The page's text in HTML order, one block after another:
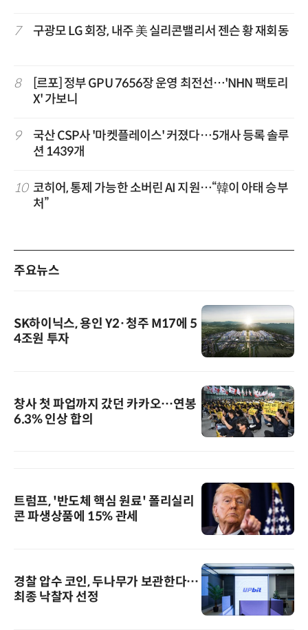
7 구광모 LG 회장, 내주 美 실리콘밸리서 젠슨 황 재회동
8
[르포] 정부 GPU 7656장 운영 최전선…'NHN 팩토리
X' 가보니
9
국산 CSP사 '마켓플레이스' 커졌다…5개사 등록 솔루
션 1439개
10 코히어, 통제 가능한 소버린 AI 지원…“韓이 아태 승부
처”
주요뉴스
SK하이닉스, 용인 Y2·청주 M17에 5
4조원 투자
창사 첫 파업까지 갔던 카카오…연봉
6.3% 인상 합의
트럼프, '반도체 핵심 원료' 폴리실리
콘 파생상품에 15% 관세
경찰 압수 코인, 두나무가 보관한다…
최종 낙찰자 선정